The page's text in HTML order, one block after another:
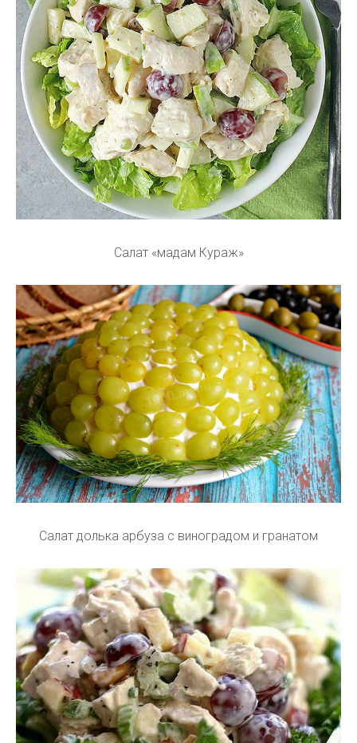
Салат «мадам Кураж»
Салат долька арбуза с виноградом и гранатом